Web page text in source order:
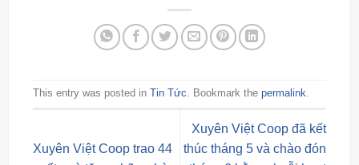
This entry was posted in Tin Tức. Bookmark the permalink.
Xuyên Việt Coop trao 44
Xuyên Việt Coop đã kết
thúc tháng 5 và chào đón